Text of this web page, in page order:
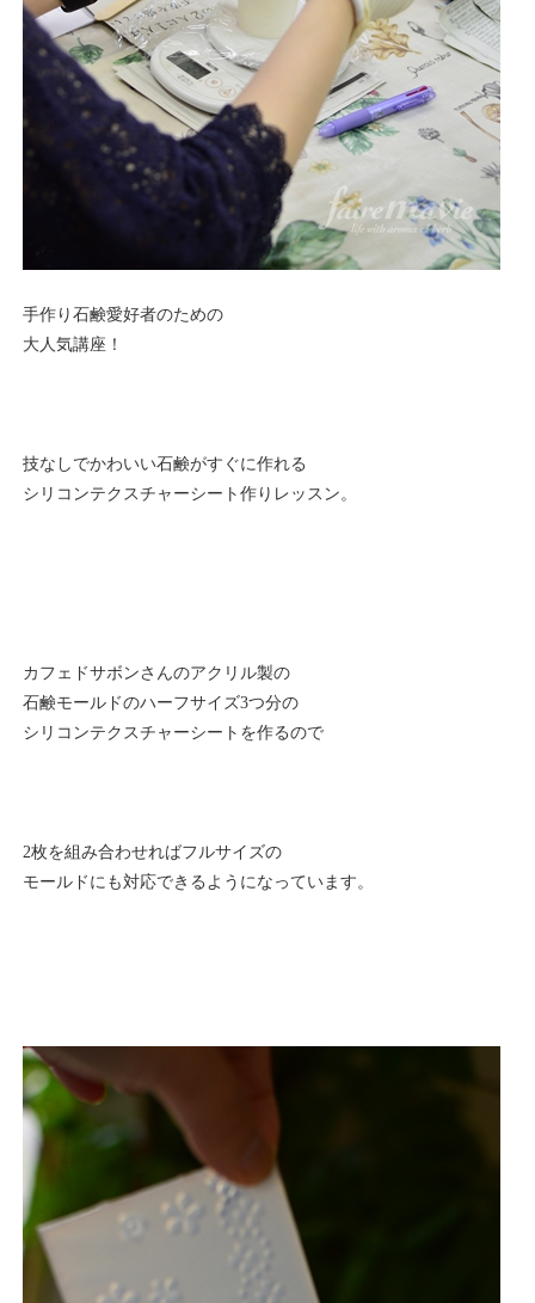
手作り石鹸愛好者のための
大人気講座！
技なしでかわいい石鹸がすぐに作れる
シリコンテクスチャーシート作りレッスン。
カフェドサボンさんのアクリル製の
石鹸モールドのハーフサイズ3つ分の
シリコンテクスチャーシートを作るので
2枚を組み合わせればフルサイズの
モールドにも対応できるようになっています。